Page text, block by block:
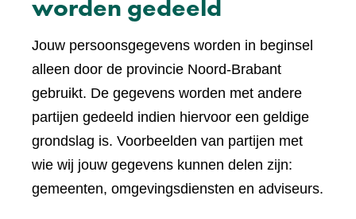
worden gedeeld
Jouw persoonsgegevens worden in beginsel
alleen door de provincie Noord-Brabant
gebruikt. De gegevens worden met andere
partijen gedeeld indien hiervoor een geldige
grondslag is. Voorbeelden van partijen met
wie wij jouw gegevens kunnen delen zijn:
gemeenten, omgevingsdiensten en adviseurs.